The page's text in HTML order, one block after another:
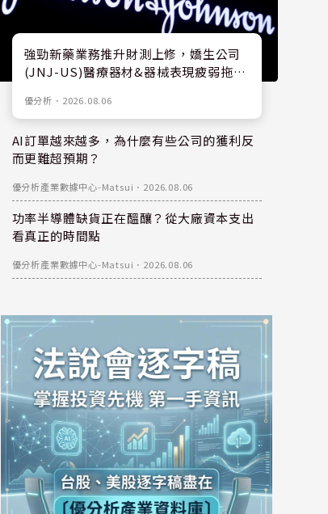
強勁新藥業務推升財測上修，嬌生公司
(JNJ-US)醫療器材&器械表現疲弱拖累
優分析 ． 2026.08.06
AI訂單越來越多，為什麼有些公司的獲利反
而更難超預期？
優分析產業數據中心-Matsui ． 2026.08.06
功率半導體缺貨正在醞釀？從大廠資本支出
看真正的時間點
優分析產業數據中心-Matsui ． 2026.08.06